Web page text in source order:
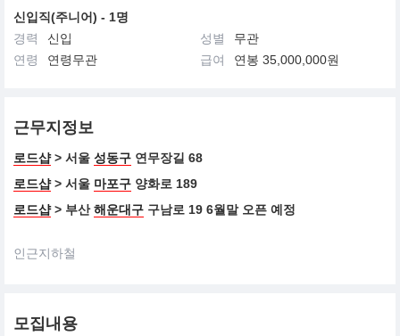
신입직(주니어) - 1명
경력
신입 성별
무관
연령
연령무관 급여 연봉 35,000,000원
근무지정보
로드샵> 서울 성동구 연무장길 68
로드샵> 서울 마포구 양화로 189
로드샵> 부산해운대구 구남로 19 6월말 오픈 예정
인근지하철
모집내용